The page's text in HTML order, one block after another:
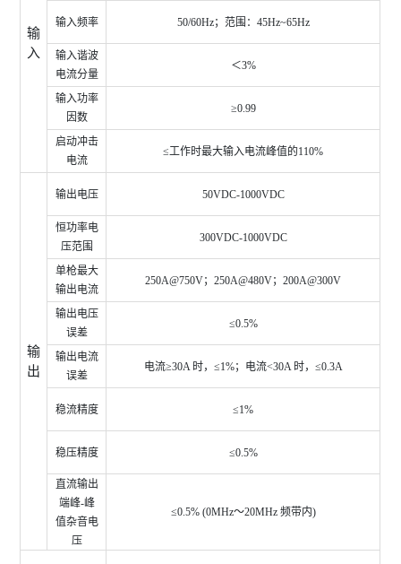
输
入
输入频率 50/60Hz；范围： 45Hz~65Hz
输入谐波
电流分量
＜3%
输入功率
因数
≥0.99
启动冲击
电流
≤工作时最大输入电流峰值的110%
输
出
输出电压 50VDC-1000VDC
恒功率电
压范围
300VDC-1000VDC
单枪最大
输出电流
250A@750V；250A@480V；200A@300V
输出电压
误差
≤0.5%
输出电流
误差
电流≥30A 时，≤1%；电流<30A 时，≤0.3A
稳流精度 ≤1%
稳压精度 ≤0.5%
直流输出
端峰-峰
值杂音电
压
≤0.5% (0MHz～20MHz 频带内)